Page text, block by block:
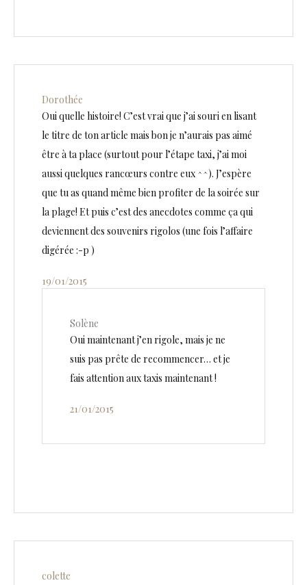
Dorothée
Oui quelle histoire! C’est vrai que j’ai souri en lisant
le titre de ton article mais bon je n’aurais pas aimé
être à ta place (surtout pour l’étape taxi, j’ai moi
aussi quelques rancœurs contre eux ^^). J’espère
que tu as quand même bien profiter de la soirée sur
la plage! Et puis c’est des anecdotes comme ça qui
deviennent des souvenirs rigolos (une fois l’affaire
digérée :-p )
19/01/2015
Solène
Oui maintenant j’en rigole, mais je ne
suis pas prête de recommencer… et je
fais attention aux taxis maintenant !
21/01/2015
colette